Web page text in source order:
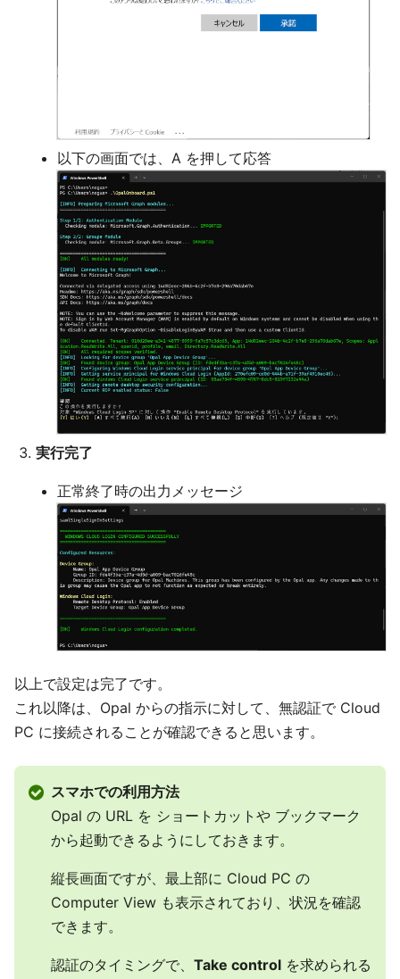
以下の画面では、A を押して応答
実行完了
正常終了時の出力メッセージ
以上で設定は完了です。
これ以降は、Opal からの指示に対して、無認証で Cloud
PC に接続されることが確認できると思います。
スマホでの利用方法
Opal の URL を ショートカットや ブックマーク
から起動できるようにしておきます。
縦長画面ですが、最上部に Cloud PC の
Computer View も表示されており、状況を確認
できます。
認証のタイミングで、 Take control を求められる